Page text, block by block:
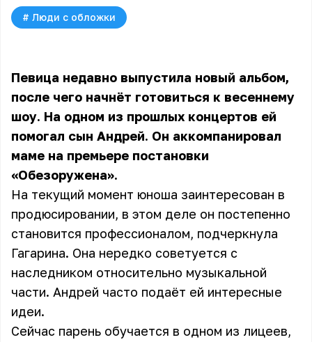
# Люди с обложки
Певица недавно выпустила новый альбом,
после чего начнёт готовиться к весеннему
шоу. На одном из прошлых концертов ей
помогал сын Андрей. Он аккомпанировал
маме на премьере постановки
«Обезоружена».
На текущий момент юноша заинтересован в
продюсировании, в этом деле он постепенно
становится профессионалом, подчеркнула
Гагарина. Она нередко советуется с
наследником относительно музыкальной
части. Андрей часто подаёт ей интересные
идеи.
Сейчас парень обучается в одном из лицеев,